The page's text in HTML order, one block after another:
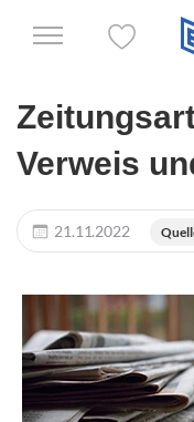
Verweis
21.11.2022